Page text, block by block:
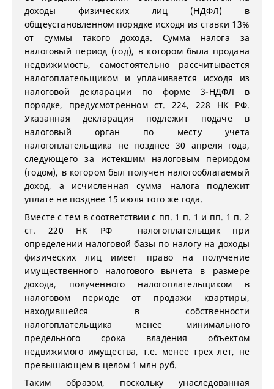
доходы физических лиц (НДФЛ) в
общеустановленном порядке исходя из ставки 13%
от суммы такого дохода. Сумма налога за
налоговый период (год), в котором была продана
недвижимость, самостоятельно рассчитывается
налогоплательщиком и уплачивается исходя из
налоговой декларации по форме 3-НДФЛ в
порядке, предусмотренном ст. 224, 228 НК РФ.
Указанная декларация подлежит подаче в
налоговый орган по месту учета
налогоплательщика не позднее 30 апреля года,
следующего за истекшим налоговым периодом
(годом), в котором был получен налогооблагаемый
доход, а исчисленная сумма налога подлежит
уплате не позднее 15 июля того же года.
Вместе с тем в соответствии с пп. 1 п. 1 и пп. 1 п. 2
ст. 220 НК РФ налогоплательщик при
определении налоговой базы по налогу на доходы
физических лиц имеет право на получение
имущественного налогового вычета в размере
дохода, полученного налогоплательщиком в
налоговом периоде от продажи квартиры,
находившейся в собственности
налогоплательщика менее минимального
предельного срока владения объектом
недвижимого имущества, т.е. менее трех лет, не
превышающем в целом 1 млн руб.
Таким образом, поскольку унаследованная